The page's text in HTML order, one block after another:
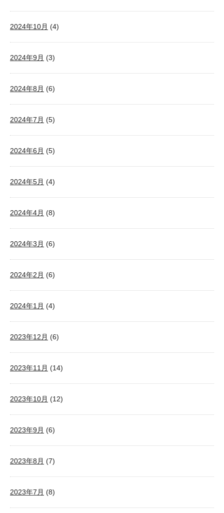
2024年10月 (4)
2024年9月 (3)
2024年8月 (6)
2024年7月 (5)
2024年6月 (5)
2024年5月 (4)
2024年4月 (8)
2024年3月 (6)
2024年2月 (6)
2024年1月 (4)
2023年12月 (6)
2023年11月 (14)
2023年10月 (12)
2023年9月 (6)
2023年8月 (7)
2023年7月 (8)